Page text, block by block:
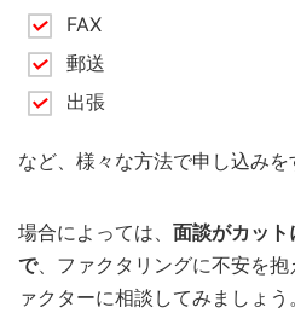
FAX
郵送
出張
など、様々な方法で申し込みを
場合によっては、 面談がカッ
で、ファクタリングに不安を
ァクターに相談してみましょう。